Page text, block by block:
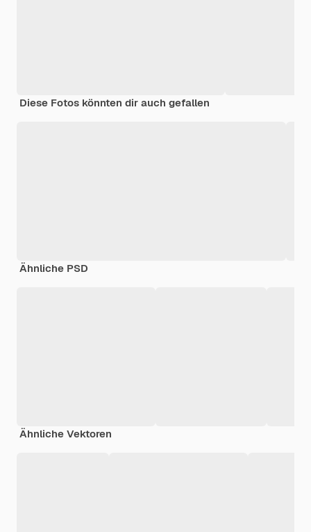
Diese Fotos könnten dir auch gefallen
Ähnliche PSD
Ähnliche Vektoren